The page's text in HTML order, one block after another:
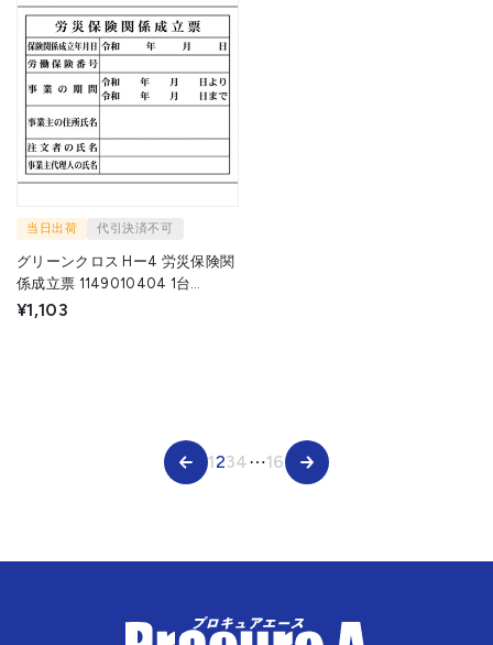
当日出荷 代引決済不可
グリーンクロス Hー4 労災保険関
係成立票 1149010404 1台
▼783-8247
¥1,103
1234⋯16